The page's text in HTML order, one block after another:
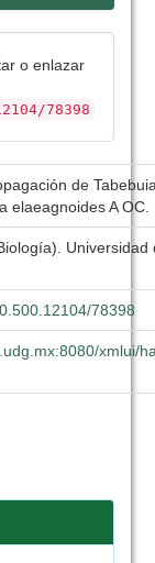
o enlazar
78398
de
elaeagnoides A
Universidad
78398
xmlui/